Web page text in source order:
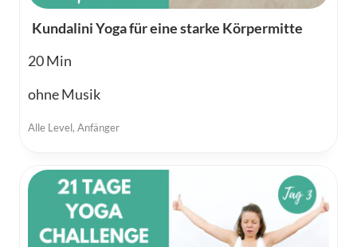
Kundalini Yoga für eine starke Körpermitte
20
ohne Musik
Alle Level, Anfänger